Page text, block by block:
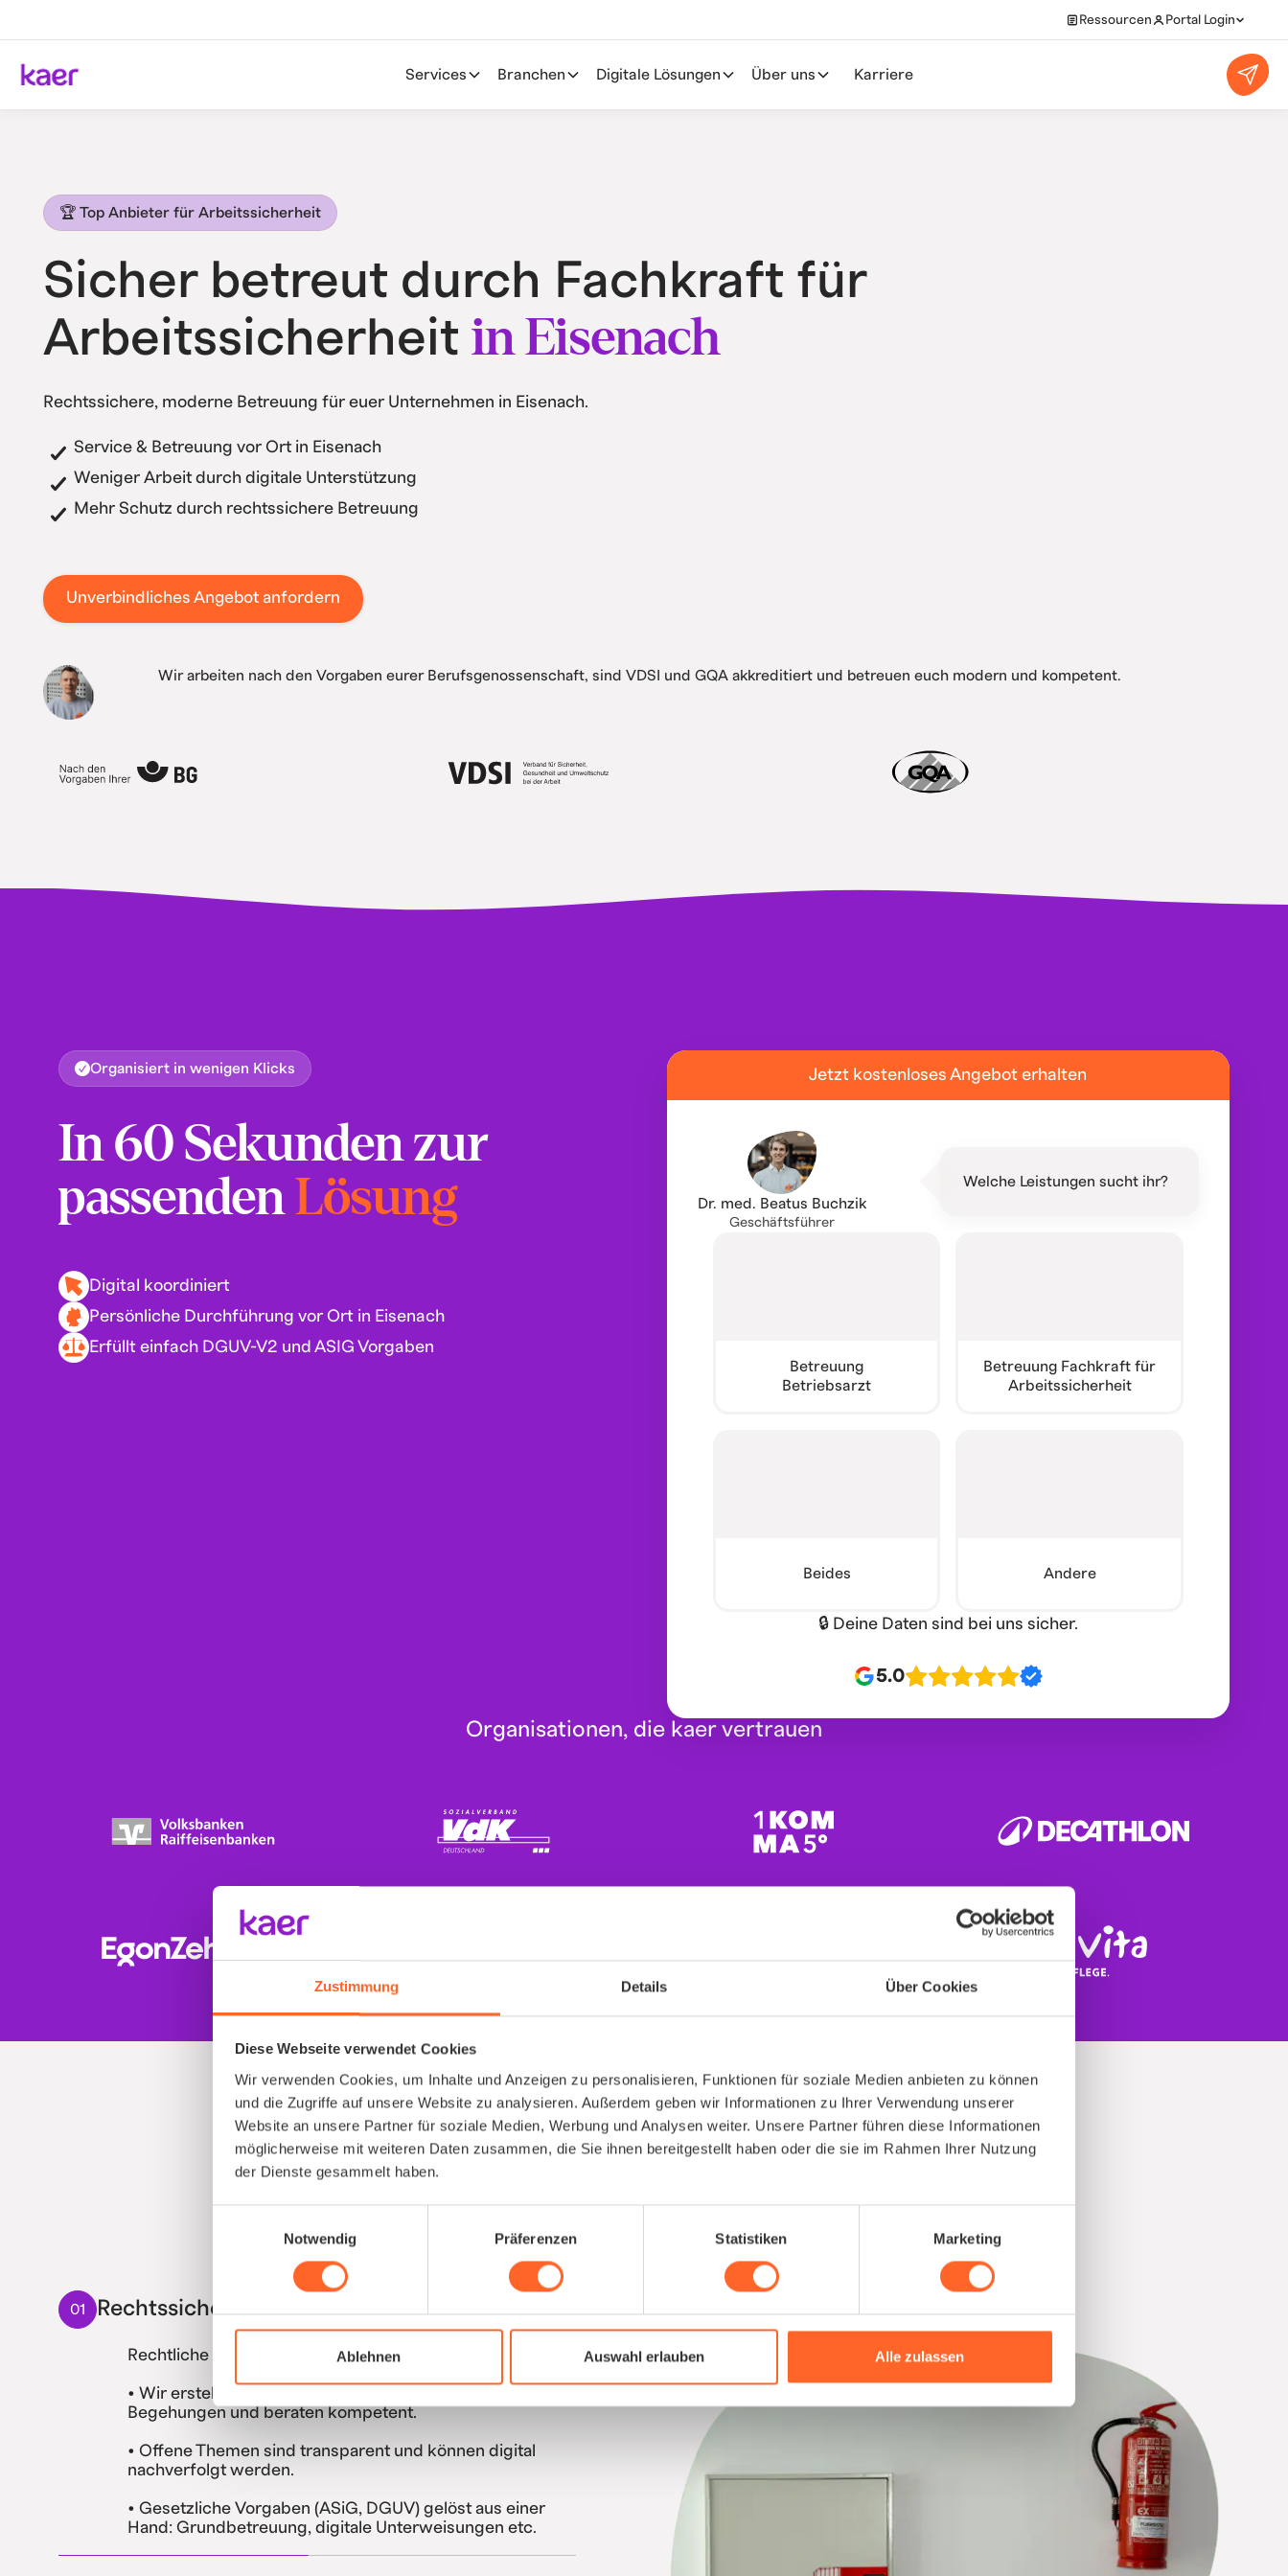
Zustimmung Details Über Cookies
Diese Webseite verwendet Cookies
Wir verwenden Cookies, um Inhalte und Anzeigen zu personalisieren, Funktionen für soziale Medien anbieten zu können
und die Zugriffe auf unsere Website zu analysieren. Außerdem geben wir Informationen zu Ihrer Verwendung unserer
Website an unsere Partner für soziale Medien, Werbung und Analysen weiter. Unsere Partner führen diese Informationen
möglicherweise mit weiteren Daten zusammen, die Sie ihnen bereitgestellt haben oder die sie im Rahmen Ihrer Nutzung
der Dienste gesammelt haben.
Notwendig
Präferenzen Statistiken Marketing
Ablehnen Auswahl erlauben Alle zulassen
Ressourcen Portal Login
Services Branchen Digitale Lösungen Über uns Karriere
🏆 Top Anbieter für Arbeitssicherheit
Sicher betreut durch Fachkraft für
Arbeitssicherheitin Eisenach
Rechtssichere, moderne Betreuung für euer Unternehmen in Eisenach.
Service & Betreuung vor Ort in Eisenach
Weniger Arbeit durch digitale Unterstützung
Mehr Schutz durch rechtssichere Betreuung
Unverbindliches Angebot anfordern
Wir arbeiten nach den Vorgaben eurer Berufsgenossenschaft, sind VDSI und GQA akkreditiert und betreuen euch modern und kompetent.
Organisiert in wenigen Klicks
In 60 Sekunden zur
passendenLösung
Digital koordiniert
Persönliche Durchführung vor Ort in Eisenach
Erfüllt einfach DGUV-V2 und ASIG Vorgaben
Jetzt kostenloses Angebot erhalten
Dr. med. Beatus Buchzik
Geschäftsführer
Welche Leistungen sucht ihr?
Betreuung
Betriebsarzt
Betreuung Fachkraft für
Arbeitssicherheit
Beides Andere
🔒 Deine Daten sind bei uns sicher.
5.0
Organisationen, die kaer vertrauen
Arbeitssicherheit
endlich richtig gelöst
01 Rechtssicherheit verbessern
Rechtliche Risiken reduzieren und Lücken schließen
• Wir erstellen die rechtlichen Dokumentationen, machen
Begehungen und beraten kompetent.
• Offene Themen sind transparent und können digital
nachverfolgt werden.
• Gesetzliche Vorgaben (ASiG, DGUV) gelöst aus einer
Hand: Grundbetreuung, digitale Unterweisungen etc.